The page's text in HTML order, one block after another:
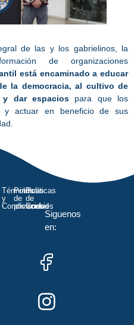
de las y los gabrielinos, la
de organizaciones
está encaminado a educar
la democracia, al cultivo de
dar espacios para que los
y actuar en beneficio de sus
Términos
y
Condiciones
Políticas
de
privacidad
Políticas
de
Cookies
Siguenos
en: